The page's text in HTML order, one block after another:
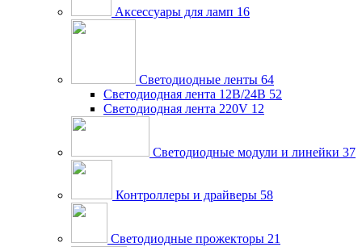
Аксессуары для ламп 16
Светодиодные ленты 64
Светодиодная лента 12В/24В 52
Светодиодная лента 220V 12
Светодиодные модули и линейки 37
Контроллеры и драйверы 58
Светодиодные прожекторы 21